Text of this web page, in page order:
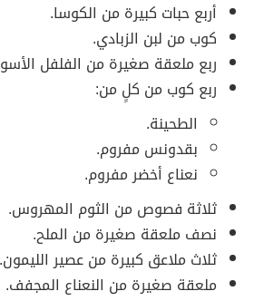
أربع حبات كبيرة من الكوسا.
كوب من لبن الزبادي.
ربع ملعقة صغيرة من الفلفل
ربع كوب من كلٍ من:
الطحينة.
بقدونس مفروم.
نعناع أخضر مفروم.
ثلاثة فصوص من الثوم المهروس.
نصف ملعقة صغيرة من الملح.
ثلاث ملاعق كبيرة من عصير الليمون.
ملعقة صغيرة من النعناع المجفف.